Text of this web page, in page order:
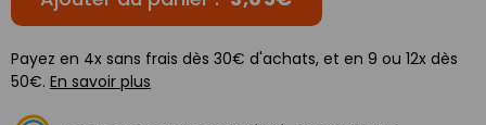
Payez en 4x sans frais dès 30€ d'achats, et en 9 ou 12x dès
50€. En savoir plus